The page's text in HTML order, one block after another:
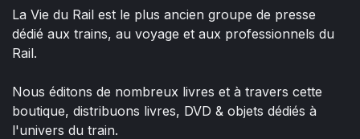
La Vie du Rail est le plus ancien groupe de presse
dédié aux trains, au voyage et aux professionnels du
Rail.
Nous éditons de nombreux livres et à travers cette
boutique, distribuons livres, DVD & objets dédiés à
l'univers du train.